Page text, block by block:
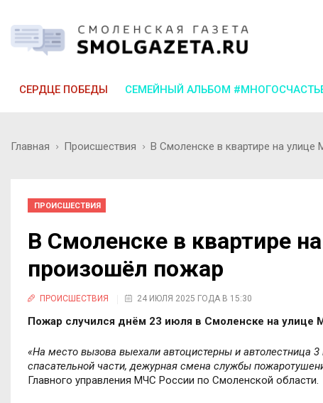
СЕРДЦЕ ПОБЕДЫ СЕМЕЙНЫЙ АЛЬБОМ
Главная Происшествия В Смоленске в квартире на
ПРОИСШЕСТВИЯ
В Смоленске в квартире
произошёл пожар
ПРОИСШЕСТВИЯ 24 ИЮЛЯ 2025 ГОДА В 15:30
Пожар случился днём 23 июля в Смоленске на улице
«На место вызова выехали автоцистерны и автолестница
спасательной части, дежурная смена службы
Главного управления МЧС России по Смоленской области.